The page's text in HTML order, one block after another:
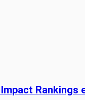
Impact Rankings